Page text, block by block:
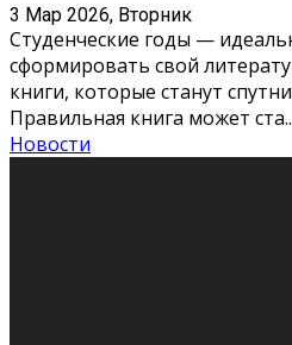
3 Мар 2026, Вторник
Студенческие годы —
сформировать свой
книги, которые станут
Правильная книга может ста
Новости